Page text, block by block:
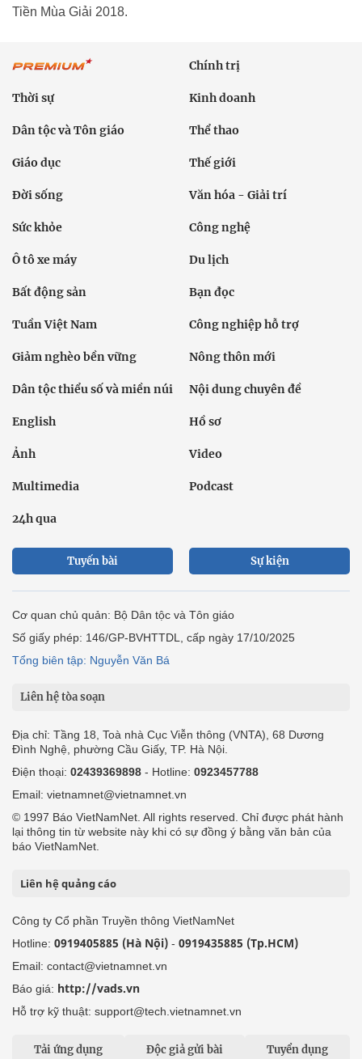
Tiền Mùa Giải 2018.
Chính trị
Thời sự Kinh doanh
Dân tộc và Tôn giáo Thể thao
Giáo dục Thế giới
Đời sống Văn hóa - Giải trí
Sức khỏe Công nghệ
Ô tô xe máy Du lịch
Bất động sản Bạn đọc
Tuần Việt Nam Công nghiệp hỗ trợ
Giảm nghèo bền vững Nông thôn mới
Dân tộc thiểu số và miền núi Nội dung chuyên đề
English Hồ sơ
Ảnh Video
Multimedia Podcast
24h qua
Tuyến bài Sự kiện
Cơ quan chủ quản: Bộ Dân tộc và Tôn giáo
Số giấy phép: 146/GP-BVHTTDL, cấp ngày 17/10/2025
Tổng biên tập: Nguyễn Văn Bá
Liên hệ tòa soạn
Địa chỉ: Tầng 18, Toà nhà Cục Viễn thông (VNTA), 68 Dương
Đình Nghệ, phường Cầu Giấy, TP. Hà Nội.
Điện thoại: 02439369898 - Hotline: 0923457788
Email: vietnamnet@vietnamnet.vn
© 1997 Báo VietNamNet. All rights reserved. Chỉ được phát hành
lại thông tin từ website này khi có sự đồng ý bằng văn bản của
báo VietNamNet.
Liên hệ quảng cáo
Công ty Cổ phần Truyền thông VietNamNet
Hotline: 0919405885 (Hà Nội) - 0919435885 (Tp.HCM)
Email: contact@vietnamnet.vn
Báo giá: http://vads.vn
Hỗ trợ kỹ thuật: support@tech.vietnamnet.vn
Tải ứng dụng Độc giả gửi bài Tuyển dụng